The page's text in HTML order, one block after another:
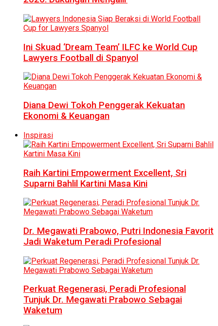
Ini Skuad ‘Dream Team’ ILFC ke World Cup
Lawyers Football di Spanyol
Diana Dewi Tokoh Penggerak Kekuatan
Ekonomi & Keuangan
Inspirasi
Raih Kartini Empowerment Excellent, Sri
Suparni Bahlil Kartini Masa Kini
Dr. Megawati Prabowo, Putri Indonesia Favorit
Jadi Waketum Peradi Profesional
Perkuat Regenerasi, Peradi Profesional
Tunjuk Dr. Megawati Prabowo Sebagai
Waketum